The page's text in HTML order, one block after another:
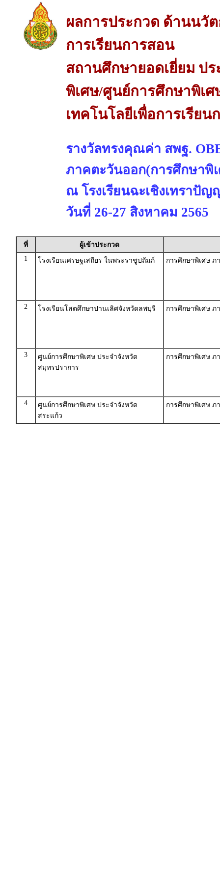
ผลการประกวด ด้านนวั
การเรียนการสอน
สถานศึกษายอดเยี่ยม ปร
พิเศษ/ศูนย์การศึกษาพิเ
เทคโนโลยีเพื่อการเรียน
รางวัลทรงคุณค่า สพฐ.
ภาคตะวันออก(การศึกษาพิ
ณ โรงเรียนฉะเชิงเทราปัญ
วันที่ 26-27 สิงหาคม 2565
ที่
ผู้เข้าประกวด
1
โรงเรียนเศรษฐเสถียร ในพระราชูปถัมภ์ การศึกษาพิเศษ ภ
2 โรงเรียนโสตศึกษาปานเลิศจังหวัดลพบุรี การศึกษาพิเศษ ภ
3
ศูนย์การศึกษาพิเศษ ประจำจังหวัด
สมุทรปราการ
การศึกษาพิเศษ ภ
4
ศูนย์การศึกษาพิเศษ ประจำจังหวัด
สระแก้ว
การศึกษาพิเศษ ภ